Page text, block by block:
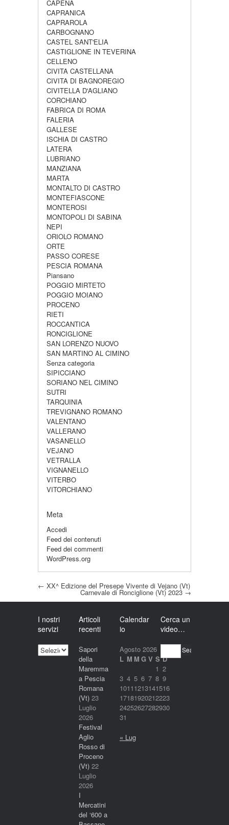
CAPENA
CAPRANICA
CAPRAROLA
CARBOGNANO
CASTEL SANT'ELIA
CASTIGLIONE IN TEVERINA
CELLENO
CIVITA CASTELLANA
CIVITA DI BAGNOREGIO
CIVITELLA D'AGLIANO
CORCHIANO
FABRICA DI ROMA
FALERIA
GALLESE
ISCHIA DI CASTRO
LATERA
LUBRIANO
MANZIANA
MARTA
MONTALTO DI CASTRO
MONTEFIASCONE
MONTEROSI
MONTOPOLI DI SABINA
NEPI
ORIOLO ROMANO
ORTE
PASSO CORESE
PESCIA ROMANA
Piansano
POGGIO MIRTETO
POGGIO MOIANO
PROCENO
RIETI
ROCCANTICA
RONCIGLIONE
SAN LORENZO NUOVO
SAN MARTINO AL CIMINO
Senza categoria
SIPICCIANO
SORIANO NEL CIMINO
SUTRI
TARQUINIA
TREVIGNANO ROMANO
VALENTANO
VALLERANO
VASANELLO
VEJANO
VETRALLA
VIGNANELLO
VITERBO
VITORCHIANO
Meta
Accedi
Feed dei contenuti
Feed dei commenti
WordPress.org
Post navigation
← XX^ Edizione del Presepe Vivente di Vejano (Vt)
Carnevale di Ronciglione (Vt) 2023 →
I nostri
servizi
nostri
Articoli
recenti
Sapori
della
Maremma
a Pescia
Romana
(Vt) 23
Luglio
2026
Festival
Aglio
Rosso di
Proceno
(Vt) 22
Luglio
2026
I
Mercatini
del ‘600 a
Calendar
io
Agosto 2026
L M M G V S D
1 2
3 4 5 6 7 8 9
10111213141516
17181920212223
24252627282930
31
« Lug
Cerca un
video…